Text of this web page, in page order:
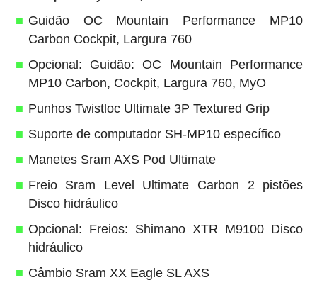
Guidão OC Mountain Performance MP10
Carbon Cockpit, Largura 760
Opcional: Guidão: OC Mountain Performance
MP10 Carbon, Cockpit, Largura 760, MyO
Punhos Twistloc Ultimate 3P Textured Grip
Suporte de computador SH-MP10 específico
Manetes Sram AXS Pod Ultimate
Freio Sram Level Ultimate Carbon 2 pistões
Disco hidráulico
Opcional: Freios: Shimano XTR M9100 Disco
hidráulico
Câmbio Sram XX Eagle SL AXS